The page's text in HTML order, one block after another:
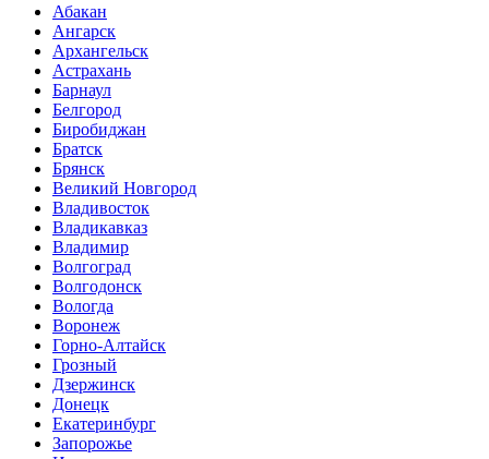
Абакан
Ангарск
Архангельск
Астрахань
Барнаул
Белгород
Биробиджан
Братск
Брянск
Великий Новгород
Владивосток
Владикавказ
Владимир
Волгоград
Волгодонск
Вологда
Воронеж
Горно-Алтайск
Грозный
Дзержинск
Донецк
Екатеринбург
Запорожье